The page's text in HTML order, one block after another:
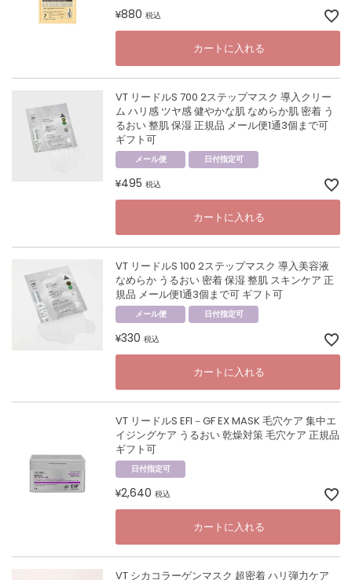
¥880 税込
カートに入れる
VT リードルS 700 2ステップマスク 導入クリー
ム ハリ感 ツヤ感 健やかな肌 なめらか肌 密着 う
るおい 整肌 保湿 正規品 メール便1通3個まで可
ギフト可
メール便 日付指定可
¥495 税込
カートに入れる
VT リードルS 100 2ステップマスク 導入美容液
なめらか うるおい 密着 保湿 整肌 スキンケア 正
規品 メール便1通3個まで可 ギフト可
メール便 日付指定可
¥330 税込
カートに入れる
VT リードルS EFI－GF EX MASK 毛穴ケア 集中エ
イジングケア うるおい 乾燥対策 毛穴ケア 正規品
ギフト可
日付指定可
¥2,640 税込
カートに入れる
VT シカコラーゲンマスク 超密着 ハリ弾力ケア